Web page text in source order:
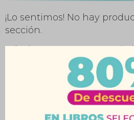
¡Lo sentimos! No hay
sección.
Inténtalo nuevamente con otros
otras secciones de nuestro catálogo.